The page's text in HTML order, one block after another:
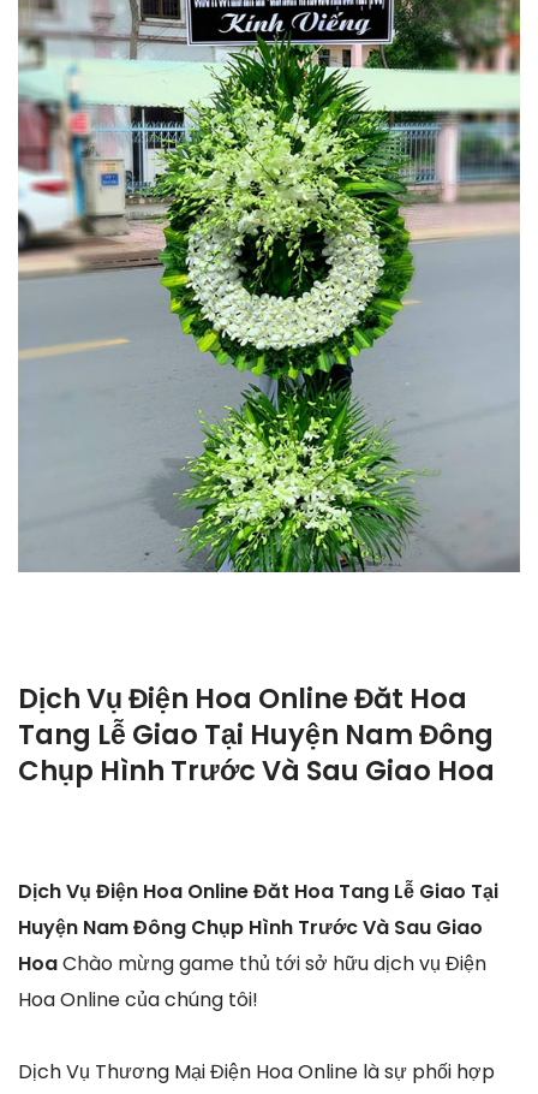
Dịch Vụ Điện Hoa Online Đăt Hoa
Tang Lễ Giao Tại Huyện Nam Đông
Chụp Hình Trước Và Sau Giao Hoa
Dịch Vụ Điện Hoa Online Đăt Hoa Tang Lễ Giao Tại
Huyện Nam Đông Chụp Hình Trước Và Sau Giao
HoaChào mừng game thủ tới sở hữu dịch vụ Điện
Hoa Online của chúng tôi!
Dịch Vụ Thương Mại Điện Hoa Online là sự phối hợp